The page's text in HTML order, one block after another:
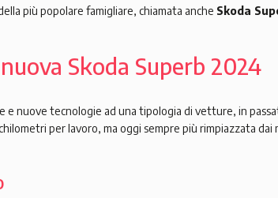
più popolare famigliare, chiamata anche Skoda
Skoda Superb 2024
e nuove tecnologie ad una tipologia di vetture, in
per lavoro, ma oggi sempre più rimpiazzata dai